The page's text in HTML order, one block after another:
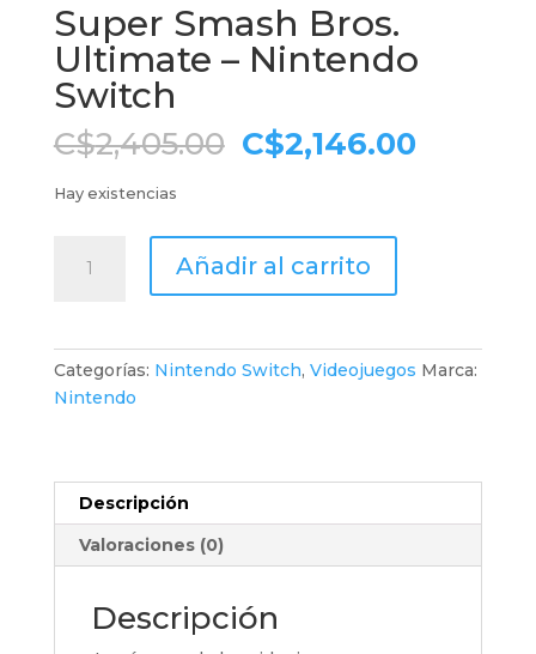
Super Smash Bros.
Ultimate – Nintendo
Switch
C$2,405.00 El
precio
C$2,405.00.
C$2,146.00El
Hay existencias
Smash
Nintendo
Añadir al carrito
Categorías: Nintendo Switch, Videojuegos Marca:
Nintendo
Descripción
Valoraciones (0)
Descripción